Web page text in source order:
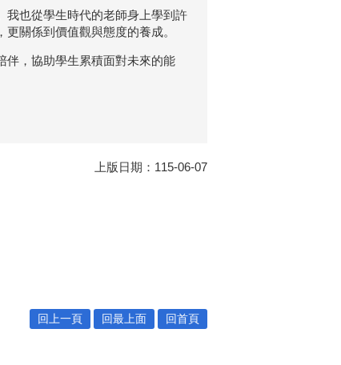
我也從學生時代的老師身上學到許
關係到價值觀與態度的養成。
伴，協助學生累積面對未來的能
上版日期：115-06-07
回上一頁 回最上面 回首頁